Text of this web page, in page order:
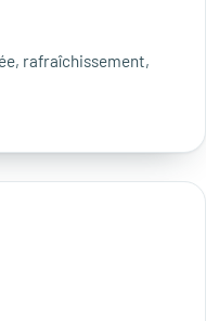
rafraîchissement,